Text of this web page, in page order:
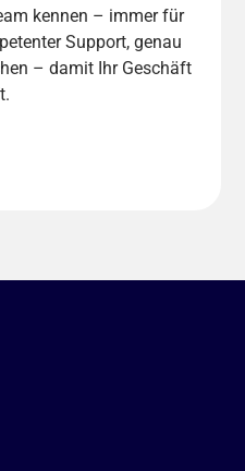
kennen – immer für
Support, genau
– damit Ihr Geschäft